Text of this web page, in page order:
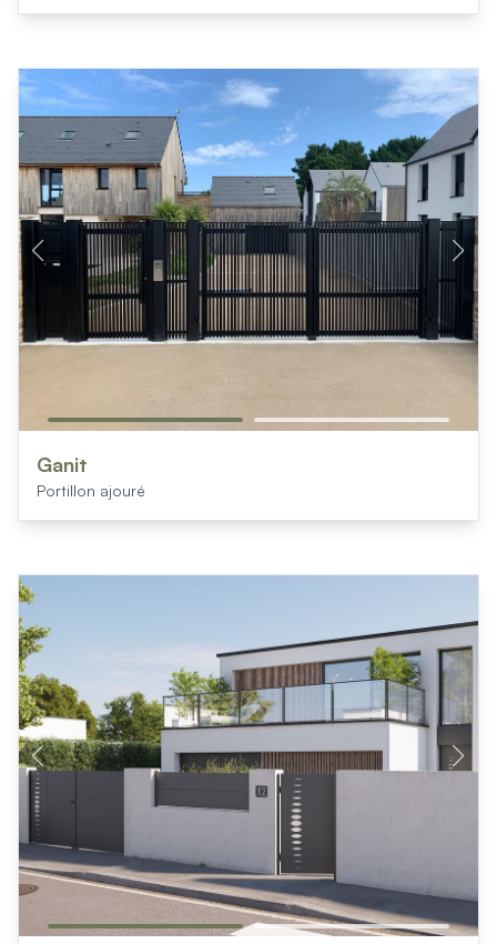
Ganit
Portillon ajouré